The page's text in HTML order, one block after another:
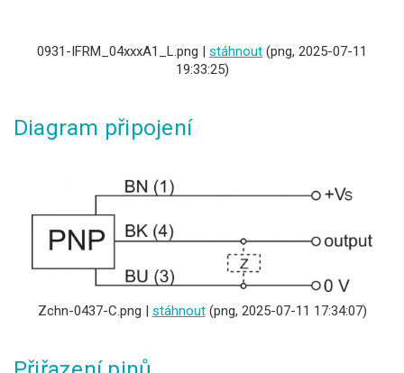
0931-IFRM_04xxxA1_L.png | stáhnout (png, 2025-07-11
19:33:25)
Diagram připojení
Zchn-0437-C.png | stáhnout(png, 2025-07-11 17:34:07)